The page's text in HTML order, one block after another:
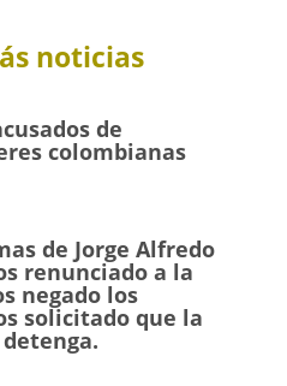
noticias
de
colombianas
de Jorge Alfredo
renunciado a la
negado los
solicitado que la